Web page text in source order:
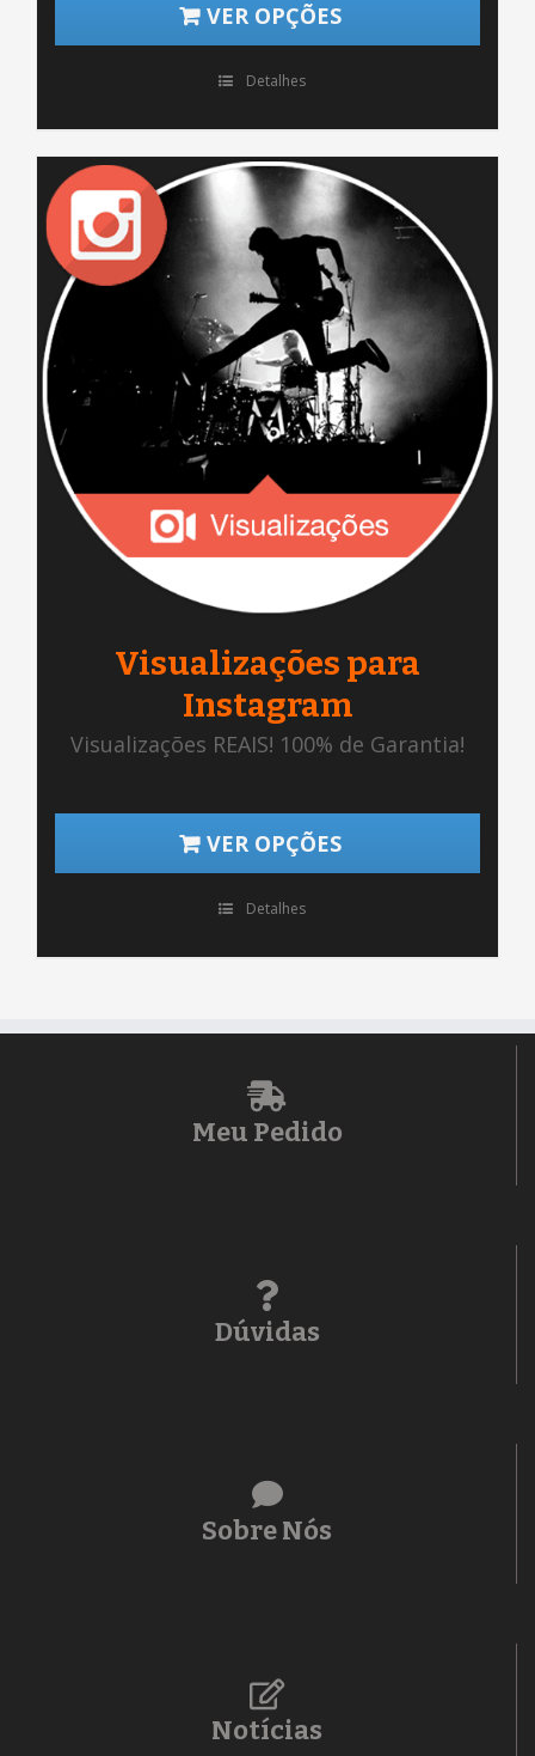
VER OPÇÕES
Detalhes
Visualizações para
Instagram
Visualizações REAIS! 100% de Garantia!
VER OPÇÕES
Detalhes
Meu Pedido
Dúvidas
Sobre Nós
Notícias